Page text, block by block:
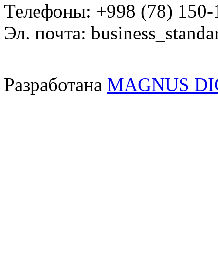
Телефоны: +998 (78) 150-
Эл. почта:
Разработана MAGNUS